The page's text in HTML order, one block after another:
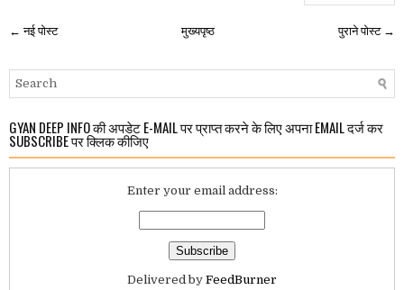
← नई पोस्ट पुराने पोस्ट →
मुख्यपृष्ठ
GYAN DEEP INFO की अपडेट E-MAIL पर प्राप्त करने के लिए अपना EMAIL दर्ज कर
SUBSCRIBE पर क्लिक कीजिए
Enter your email address:
Delivered by FeedBurner